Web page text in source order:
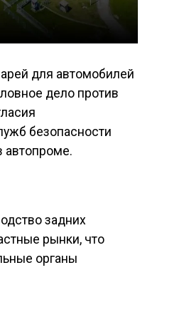
для автомобилей
дело против
безопасности
автопроме.
задних
рынки, что
органы